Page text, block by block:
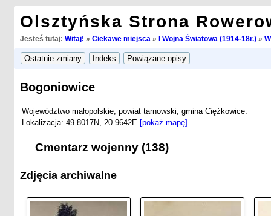
Olsztyńska Strona
Jesteś tutaj: Witaj! » Ciekawe miejsca » I Wojna Światowa (1914-18r.)»
Bogoniowice
Województwo małopolskie, powiat tarnowski, gmina Ciężkowice.
Lokalizacja: 49.8017N, 20.9642E [pokaż mapę]
Cmentarz wojenny (138)
Zdjęcia archiwalne